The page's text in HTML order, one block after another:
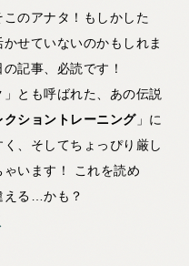
のアナタ！もしかした
せていないのかもしれま
記事、必読です！
とも呼ばれた、あの伝説
クショントレーニング」に
、そしてちょっぴり厳し
います！ これを読め
える…かも？